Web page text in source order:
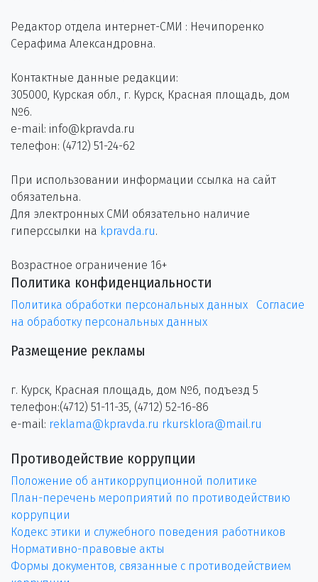
Редактор отдела интернет-СМИ : Нечипоренко
Серафима Александровна.
Контактные данные редакции:
305000, Курская обл., г. Курск, Красная площадь, дом
№6.
e-mail: info@kpravda.ru
телефон: (4712) 51-24-62
При использовании информации ссылка на сайт
обязательна.
Для электронных СМИ обязательно наличие
гиперссылки на kpravda.ru.
Возрастное ограничение 16+
Политика конфиденциальности
Политика обработки персональных данных
Согласие
на обработку персональных данных
Размещение рекламы
г. Курск, Красная площадь, дом №6, подъезд 5
телефон:(4712) 51-11-35, (4712) 52-16-86
e-mail: reklama@kpravda.ru rkursklora@mail.ru
Противодействие коррупции
Положение об антикоррупционной политике
План-перечень мероприятий по противодействию
коррупции
Кодекс этики и служебного поведения работников
Нормативно-правовые акты
Формы документов, связанные с противодействием